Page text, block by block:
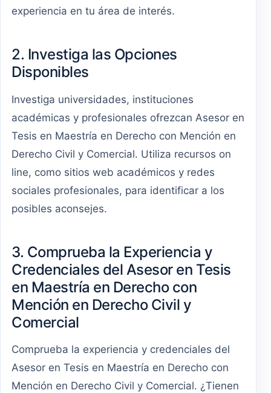
experiencia en tu área de interés.
2. Investiga las Opciones
Disponibles
Investiga universidades, instituciones
académicas y profesionales ofrezcan Asesor en
Tesis en Maestría en Derecho con Mención en
Derecho Civil y Comercial. Utiliza recursos on
line, como sitios web académicos y redes
sociales profesionales, para identificar a los
posibles aconsejes.
3. Comprueba la Experiencia y
Credenciales del Asesor en Tesis
en Maestría en Derecho con
Mención en Derecho Civil y
Comercial
Comprueba la experiencia y credenciales del
Asesor en Tesis en Maestría en Derecho con
Mención en Derecho Civil y Comercial. ¿Tienen